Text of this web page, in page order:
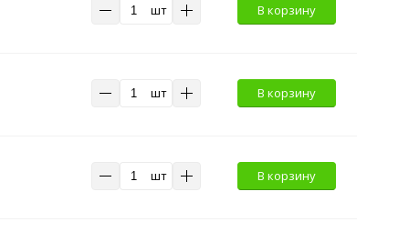
шт В корзину
шт В корзину
шт В корзину